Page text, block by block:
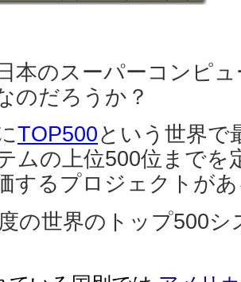
本のスーパーコンピ
のだろうか？
TOP500という世界で
ムの上位500位までを
するプロジェクトが
の世界のトップ500